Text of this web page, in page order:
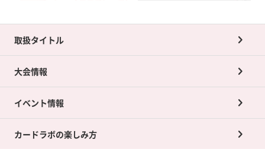
取扱タイトル
大会情報
イベント情報
カードラボの楽しみ方